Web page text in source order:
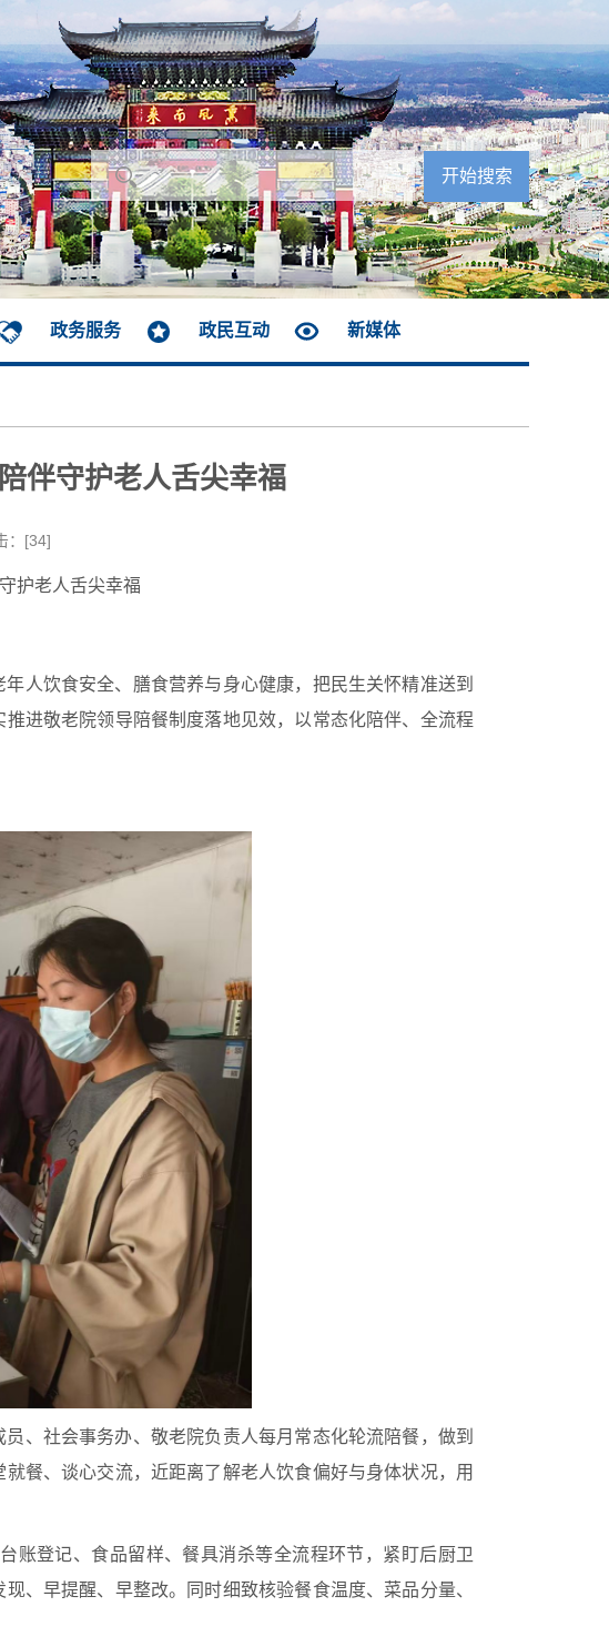
政务服务 政民互动 新媒体
伴守护老人舌尖幸福
：[34]
护老人舌尖幸福
人饮食安全、膳食营养与身心健康，把民生关怀精准送到
进敬老院领导陪餐制度落地见效，以常态化陪伴、全流程
、社会事务办、敬老院负责人每月常态化轮流陪餐，做到
餐、谈心交流，近距离了解老人饮食偏好与身体状况，用
账登记、食品留样、餐具消杀等全流程环节，紧盯后厨卫
、早提醒、早整改。同时细致核验餐食温度、菜品分量、